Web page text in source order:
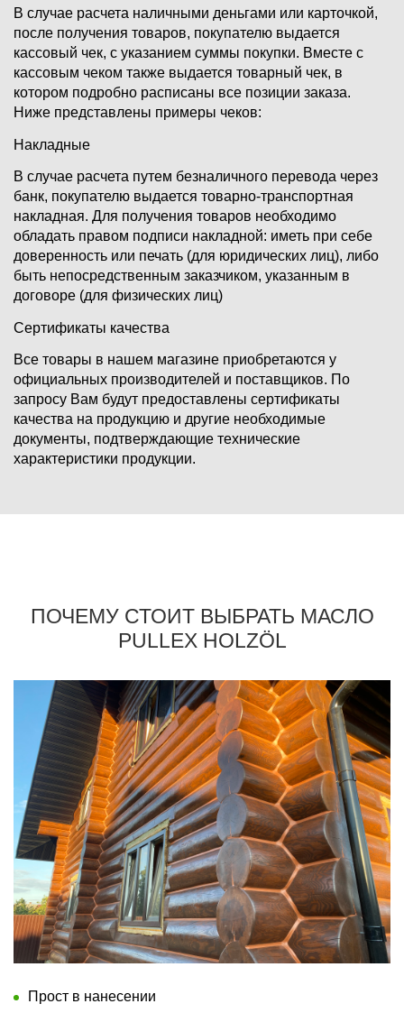
В случае расчета наличными деньгами или карточкой,
после получения товаров, покупателю выдается
кассовый чек, с указанием суммы покупки. Вместе с
кассовым чеком также выдается товарный чек, в
котором подробно расписаны все позиции заказа.
Ниже представлены примеры чеков:
Накладные
В случае расчета путем безналичного перевода через
банк, покупателю выдается товарно-транспортная
накладная. Для получения товаров необходимо
обладать правом подписи накладной: иметь при себе
доверенность или печать (для юридических лиц), либо
быть непосредственным заказчиком, указанным в
договоре (для физических лиц)
Сертификаты качества
Все товары в нашем магазине приобретаются у
официальных производителей и поставщиков. По
запросу Вам будут предоставлены сертификаты
качества на продукцию и другие необходимые
документы, подтверждающие технические
характеристики продукции.
ПОЧЕМУ СТОИТ ВЫБРАТЬ МАСЛО
PULLEX HOLZÖL
Прост в нанесении